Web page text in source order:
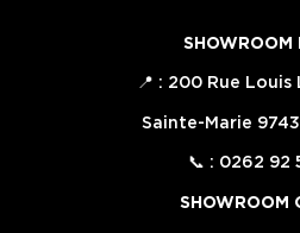
SHOWROOM
📍 : 200 Rue
Sainte-Marie
📞 : 0262 92
SHOWROOM